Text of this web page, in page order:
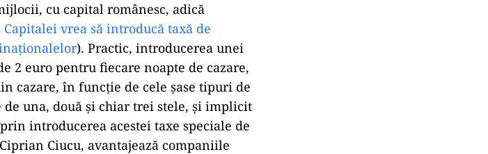
cu capital românesc, adică
vrea să introducă taxă de
). Practic, introducerea unei
2 euro pentru fiecare noapte de cazare,
cazare, în funcție de cele șase tipuri de
una, două și chiar trei stele, și implicit
introducerea acestei taxe speciale de
Ciucu, avantajează companiile